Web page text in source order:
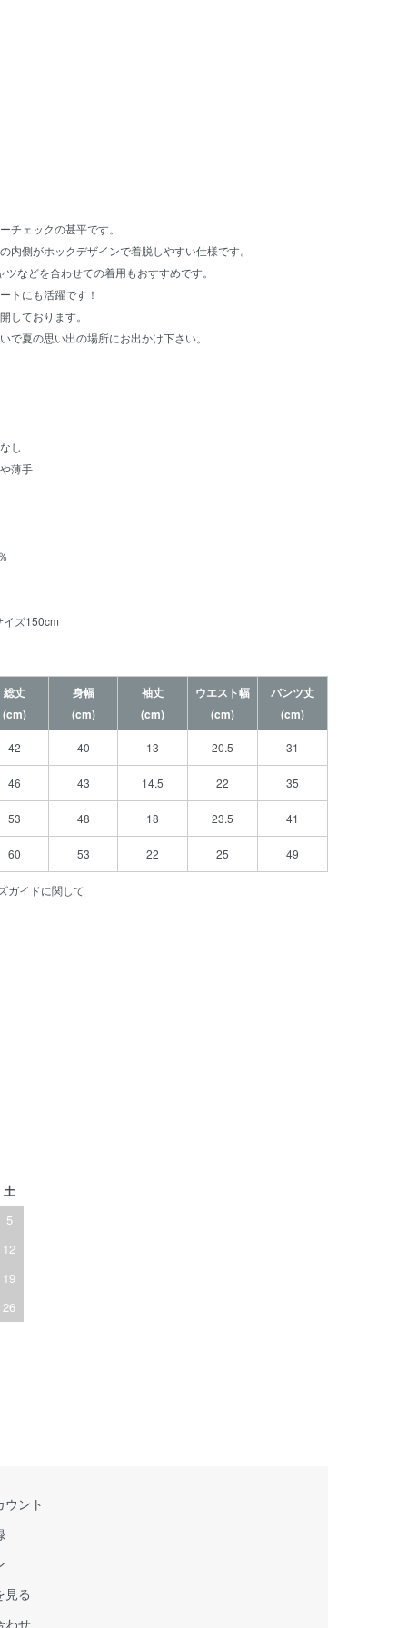
チェックの甚平です。
内側がホックデザインで着脱しやすい仕様です。
ツなどを合わせての着用もおすすめです。
トにも活躍です！
しております。
で夏の思い出の場所にお出かけ下さい。
し
薄手
ズ150cm
総丈
(cm)
身幅
(cm)
袖丈
(cm)
ウエスト幅
(cm)
パンツ丈
(cm)
42 40 13 20.5 31
46 43 14.5 22 35
53 48 18 23.5 41
60 53 22 25 49
ガイドに関して
土
5
12
19
26
ウント
見る
わせ